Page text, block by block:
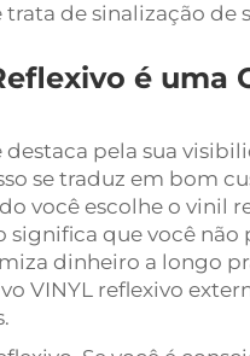
de sinalização de
é uma
destaca pela sua
se traduz em bom
você escolhe o vinil
que você não
dinheiro a longo
VINYL reflexivo